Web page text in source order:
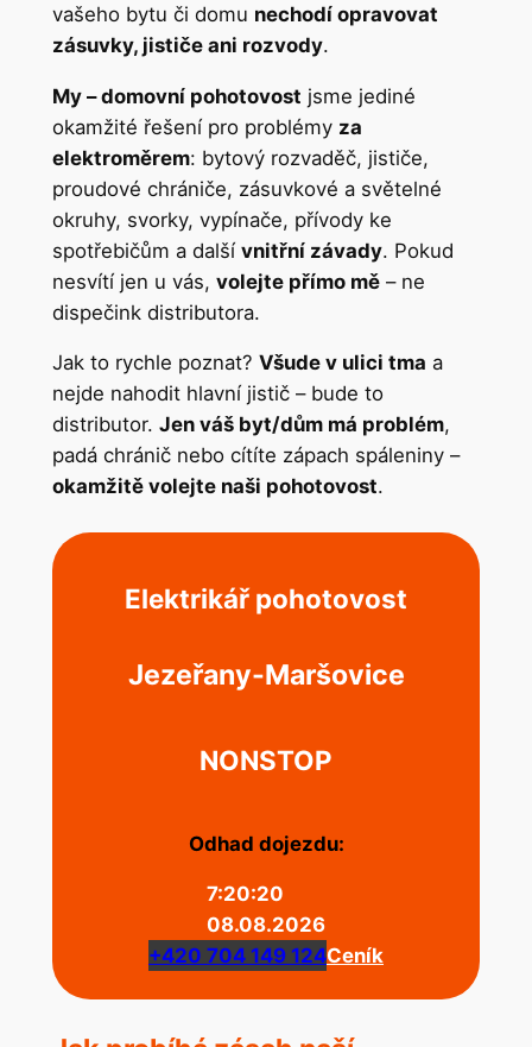
vašeho bytu či domu nechodí opravovat
zásuvky, jističe ani rozvody.
My – domovní pohotovost jsme jediné
okamžité řešení pro problémy za
elektroměrem: bytový rozvaděč, jističe,
proudové chrániče, zásuvkové a světelné
okruhy, svorky, vypínače, přívody ke
spotřebičům a další vnitřní závady. Pokud
nesvítí jen u vás, volejte přímo mě– ne
dispečink distributora.
Jak to rychle poznat? Všude v ulici tma a
nejde nahodit hlavní jistič – bude to
distributor. Jen váš byt/dům má problém,
padá chránič nebo cítíte zápach spáleniny –
okamžitě volejte naši pohotovost.
Elektrikář pohotovost
Jezeřany-Maršovice
NONSTOP
Odhad dojezdu:
7:20:20
08.08.2026
+420 704 149 124Ceník